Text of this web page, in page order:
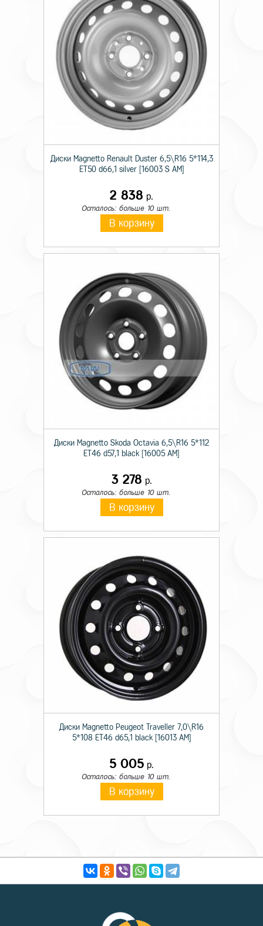
Диски Magnetto Renault Duster 6,5\R16 5*114,3
ET50 d66,1 silver [16003 S AM]
2 838 р.
Осталось: больше 10 шт.
В корзину
Диски Magnetto Skoda Octavia 6,5\R16 5*112
ET46 d57,1 black [16005 AM]
3 278 р.
Осталось: больше 10 шт.
В корзину
Диски Magnetto Peugeot Traveller 7,0\R16
5*108 ET46 d65,1 black [16013 AM]
5 005 р.
Осталось: больше 10 шт.
В корзину